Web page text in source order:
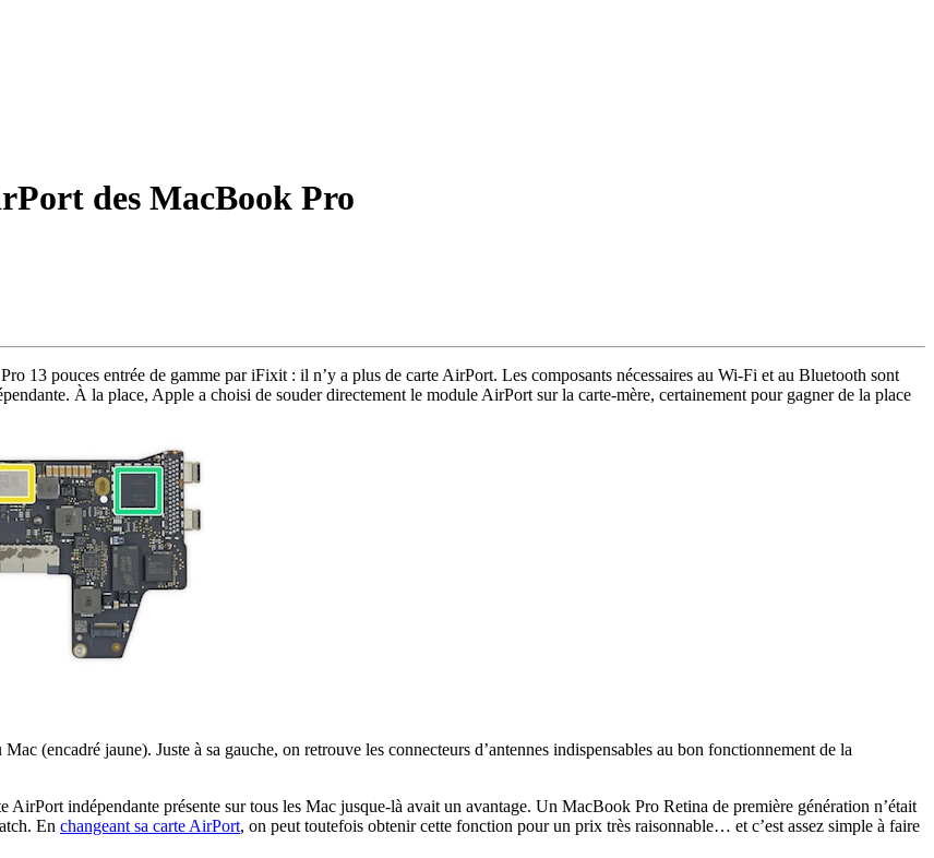
des MacBook Pro
13 pouces entrée de gamme par iFixit : il n’y a plus de carte AirPort. Les composants nécessaires au Wi-Fi et au Bluetooth sont
À la place, Apple a choisi de souder directement le module AirPort sur la carte-mère, certainement pour gagner de la place
(encadré jaune). Juste à sa gauche, on retrouve les connecteurs d’antennes indispensables au bon fonctionnement de la
AirPort indépendante présente sur tous les Mac jusque-là avait un avantage. Un MacBook Pro Retina de première génération n’était
En changeant sa carte AirPort, on peut toutefois obtenir cette fonction pour un prix très raisonnable… et c’est assez simple à faire